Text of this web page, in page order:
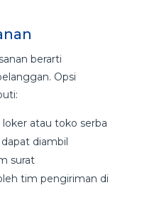
berarti
Opsi
atau toko serba
diambil
surat
tim pengiriman di